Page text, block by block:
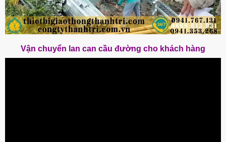
Vận chuyển lan can cầu đường cho khách hàng